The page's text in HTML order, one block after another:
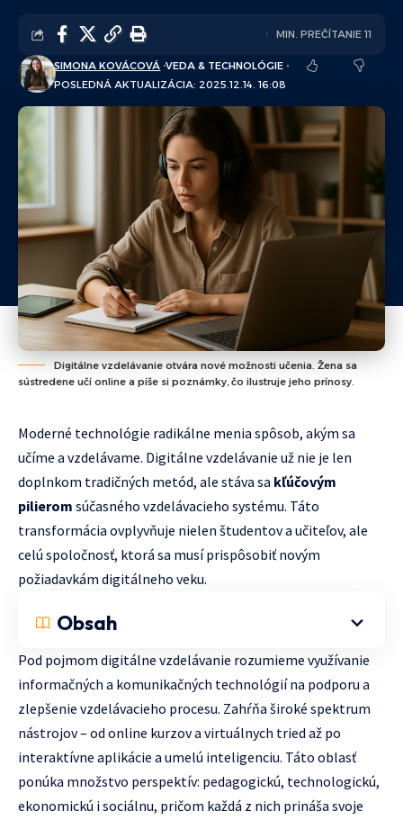
POSLEDNÁ AKTUALIZÁCIA: 2025.12.14. 16:08
SIMONA KOVÁCOVÁ VEDA & TECHNOLÓGIE
MIN. PREČÍTANIE 11
Digitálne vzdelávanie otvára nové možnosti učenia. Žena sa
sústredene učí online a píše si poznámky, čo ilustruje jeho prínosy.
Moderné technológie radikálne menia spôsob, akým sa
učíme a vzdelávame. Digitálne vzdelávanie už nie je len
doplnkom tradičných metód, ale stáva sa kľúčovým
pilierom súčasného vzdelávacieho systému. Táto
transformácia ovplyvňuje nielen študentov a učiteľov, ale
celú spoločnosť, ktorá sa musí prispôsobiť novým
požiadavkám digitálneho veku.
Obsah
Pod pojmom digitálne vzdelávanie rozumieme využívanie
informačných a komunikačných technológií na podporu a
zlepšenie vzdelávacieho procesu. Zahŕňa široké spektrum
nástrojov – od online kurzov a virtuálnych tried až po
interaktívne aplikácie a umelú inteligenciu. Táto oblasť
ponúka množstvo perspektív: pedagogickú, technologickú,
ekonomickú i sociálnu, pričom každá z nich prináša svoje